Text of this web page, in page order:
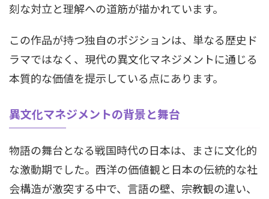
刻な対立と理解への道筋が描かれています。
この作品が持つ独自のポジションは、単なる歴史ド
ラマではなく、現代の異文化マネジメントに通じる
本質的な価値を提示している点にあります。
異文化マネジメントの背景と舞台
物語の舞台となる戦国時代の日本は、まさに文化的
な激動期でした。西洋の価値観と日本の伝統的な社
会構造が激突する中で、言語の壁、宗教観の違い、